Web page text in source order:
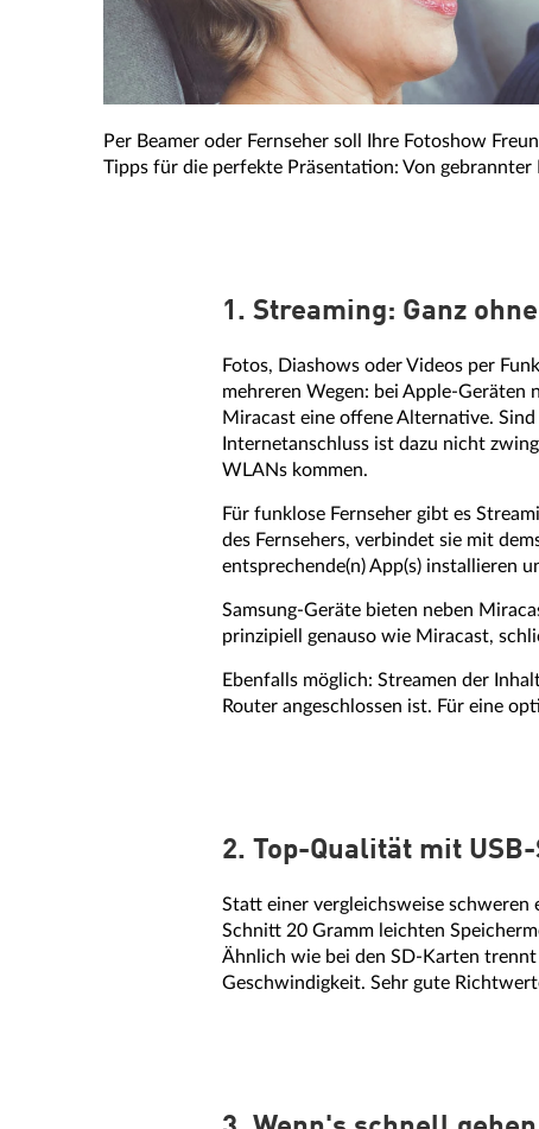
Per Beamer oder Fernseher soll Ihre Fotoshow
Tipps für die perfekte Präsentation: Von
1. Streaming: Ganz
Fotos, Diashows oder Videos per
mehreren Wegen: bei Apple-
Miracast eine offene Alternative.
Internetanschluss ist dazu nicht
WLANs kommen.
Für funklose Fernseher gibt es
des Fernsehers, verbindet sie mit
entsprechende(n) App(s) installieren
Samsung-Geräte bieten neben
prinzipiell genauso wie Miracast,
Ebenfalls möglich: Streamen der
Router angeschlossen ist. Für eine
2. Top-Qualität mit
Statt einer vergleichsweise schweren
Schnitt 20 Gramm leichten
Ähnlich wie bei den SD-Karten
Geschwindigkeit. Sehr gute